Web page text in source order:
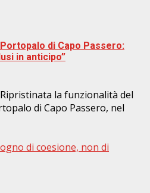
di Capo Passero:
in anticipo”
Ripristinata la funzionalità del
di Capo Passero, nel
di coesione, non di